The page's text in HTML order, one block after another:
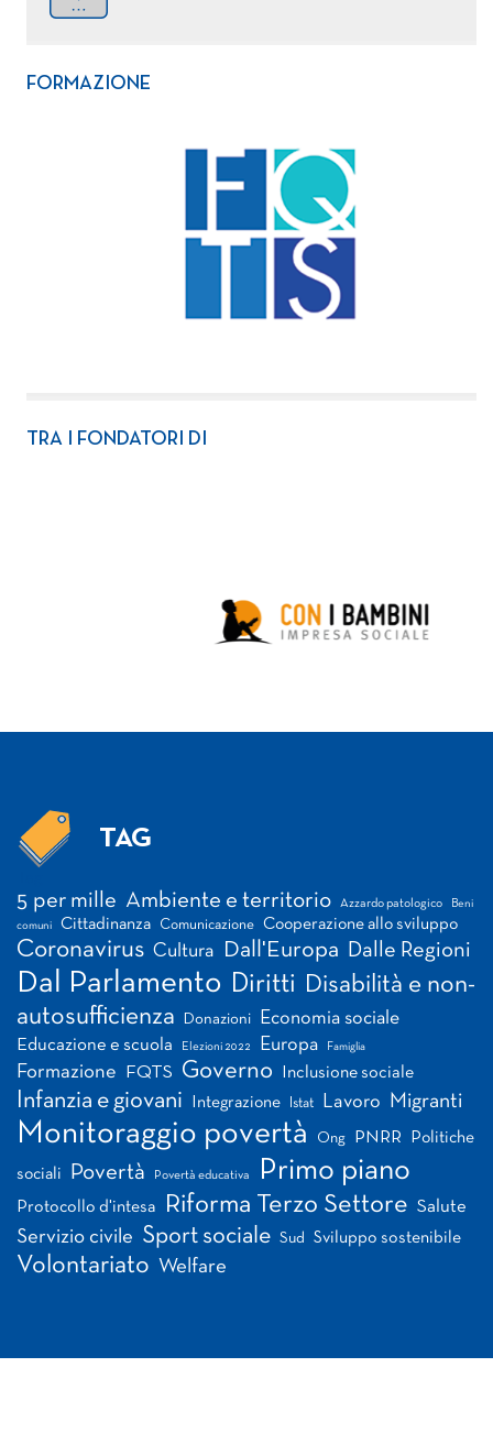
FORMAZIONE
TRA I FONDATORI DI
TAG
5 per mille Ambiente e territorio Azzardo patologico Beni
comuni Cittadinanza Comunicazione Cooperazione allo sviluppo
Coronavirus Cultura Dall'Europa Dalle Regioni
Dal Parlamento Diritti Disabilità e non-
autosufficienza
Donazioni Economia sociale
Educazione e scuola Elezioni 2022 Europa Famiglia
Formazione FQTS Governo Inclusione sociale
Infanzia e giovani Integrazione Istat Lavoro Migranti
Monitoraggio povertà Ong PNRR Politiche
sociali Povertà Povertà educativa Primo piano
Protocollo d'intesa Riforma Terzo Settore Salute
Servizio civile Sport sociale Sud Sviluppo sostenibile
Volontariato Welfare